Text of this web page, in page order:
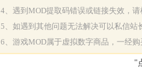
4、遇到MOD提取码错误或链接失效，
5、如遇到其他问题无法解决可以私信站
6、游戏MOD属于虚拟数字商品，一经
"